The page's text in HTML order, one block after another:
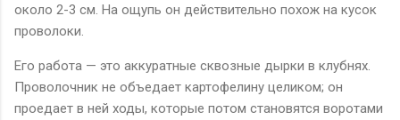
около 2-3 см. На ощупь он действительно похож на кусок
проволоки.
Его работа — это аккуратные сквозные дырки в клубнях.
Проволочник не объедает картофелину целиком; он
проедает в ней ходы, которые потом становятся воротами